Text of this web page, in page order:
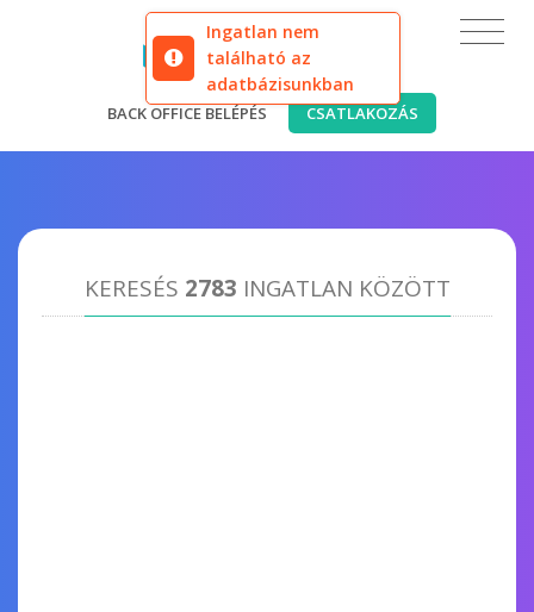
Ingatlan nem
található az
adatbázisunkban
BACK OFFICE BELÉPÉS CSATLAKOZÁS
KERESÉS 2783 INGATLAN KÖZÖTT